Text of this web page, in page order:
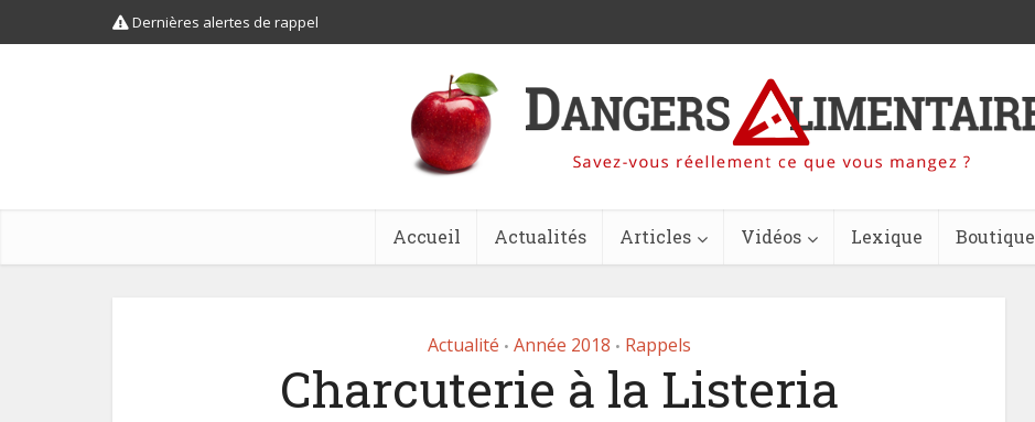
Dernières alertes de rappel
Accueil Actualités Articles Vidéos Lexique Boutique
Actualité • Année 2018 • Rappels
Charcuterie à la Listeria